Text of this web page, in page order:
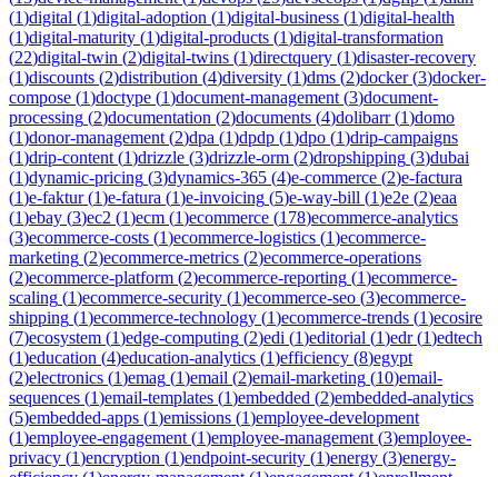
(1)digital (1)digital-adoption (1)digital-business (1)digital-health
(1)digital-maturity (1)digital-products (1)digital-transformation
(22)digital-twin (2)digital-twins (1)directquery (1)disaster-recovery
(1)discounts (2)distribution (4)diversity (1)dms (2)docker(3)docker-
compose (1)doctype (1)document-management (3)document-
processing (2)documentation (2)documents (4)dolibarr(1)domo
(1)donor-management (2)dpa (1)dpdp (1)dpo (1)drip-campaigns
(1)drip-content (1)drizzle (3)drizzle-orm (2)dropshipping (3)dubai
(1)dynamic-pricing (3)dynamics-365 (4)e-commerce (2)e-factura
(1)e-faktur(1)e-fatura (1)e-invoicing (5)e-way-bill (1)e2e (2)eaa
(1)ebay (3)ec2 (1)ecm (1)ecommerce (178)ecommerce-analytics
(3)ecommerce-costs (1)ecommerce-logistics (1)ecommerce-
marketing (2)ecommerce-metrics (2)ecommerce-operations
(2)ecommerce-platform (2)ecommerce-reporting (1)ecommerce-
scaling (1)ecommerce-security (1)ecommerce-seo (3)ecommerce-
shipping (1)ecommerce-technology (1)ecommerce-trends (1)ecosire
(7)ecosystem (1)edge-computing (2)edi (1)editorial (1)edr(1)edtech
(1)education (4)education-analytics (1)efficiency (8)egypt
(2)electronics (1)emag (1)email (2)email-marketing (10)email-
sequences (1)email-templates (1)embedded (2)embedded-analytics
(5)embedded-apps (1)emissions (1)employee-development
(1)employee-engagement (1)employee-management (3)employee-
privacy (1)encryption (1)endpoint-security (1)energy (3)energy-